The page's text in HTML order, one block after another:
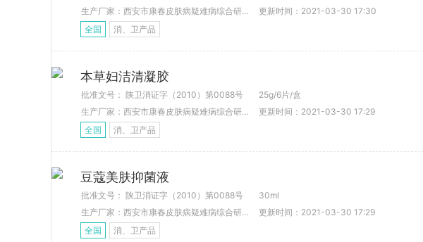
生产厂家：西安市康春皮肤病疑难病综合研究所
更新时间：2021-03-30 17:30
全国
消、卫产品
本草妇洁清凝胶
批准文号： 陕卫消证字（2010）第0088号
25g/6片/盒
生产厂家：西安市康春皮肤病疑难病综合研究所
更新时间：2021-03-30 17:29
全国
消、卫产品
豆蔻美肤抑菌液
批准文号： 陕卫消证字（2010）第0088号
30ml
生产厂家：西安市康春皮肤病疑难病综合研究所
更新时间：2021-03-30 17:29
全国
消、卫产品